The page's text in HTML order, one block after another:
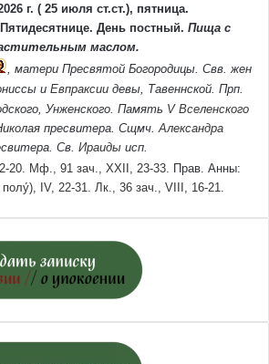
г. ( 25 июля ст.ст.), пятница.
День постный. Пища с
маслом.
, матери Пресвятой Богородицы. Свв. жен
и Евпраксии девы, Тавеннской. Прп.
Унженского. Память V Вселенского
пресвитера. Сщмч. Александра
Св. Ираиды исп.
20.
Мф., 91 зач., XXII, 23-33.
Прав. Анны:
IV, 22-31.
Лк., 36 зач., VIII, 16-21.